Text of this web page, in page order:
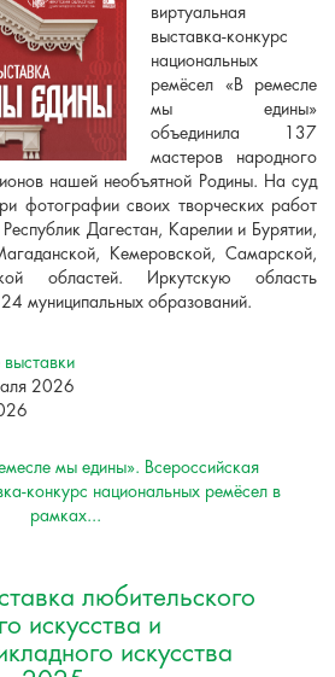
виртуальная
выставка-конкурс
национальных
ремёсел «В ремесле
мы едины»
объединила 137
мастеров народного
нашей необъятной Родины. На суд
фотографии своих творческих работ
Дагестан, Карелии и Бурятии,
Кемеровской, Самарской,
областей. Иркутскую область
муниципальных образований.
выставки
2026
мы едины». Всероссийская
конкурс национальных ремёсел в
рамках...
любительского
искусства и
искусства